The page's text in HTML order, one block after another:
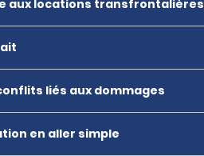
aux locations transfrontalières
liés aux dommages
en aller simple